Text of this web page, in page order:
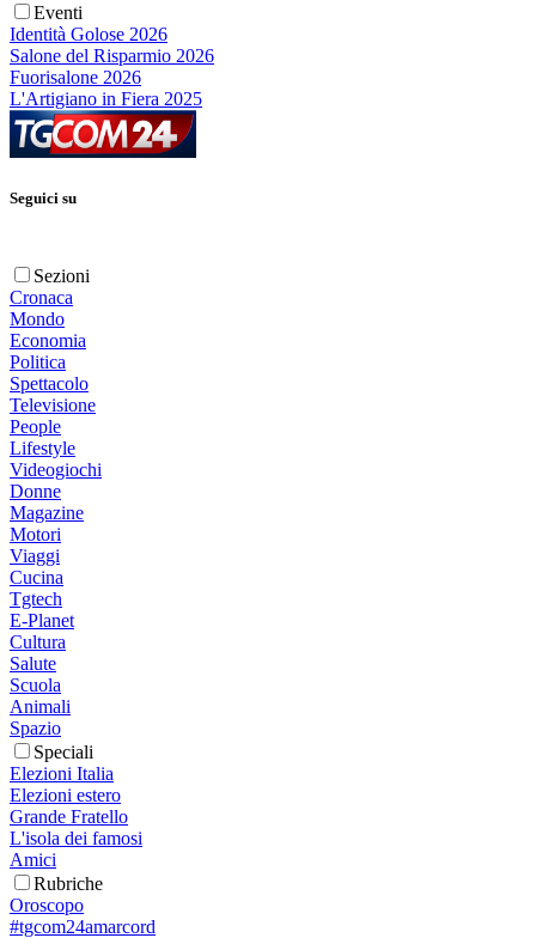
Eventi
Identità Golose 2026
Salone del Risparmio 2026
Fuorisalone 2026
L'Artigiano in Fiera 2025
Seguici su
Sezioni
Cronaca
Mondo
Economia
Politica
Spettacolo
Televisione
People
Lifestyle
Videogiochi
Donne
Magazine
Motori
Viaggi
Cucina
Tgtech
E-Planet
Cultura
Salute
Scuola
Animali
Spazio
Speciali
Elezioni Italia
Elezioni estero
Grande Fratello
L'isola dei famosi
Amici
Rubriche
Oroscopo
#tgcom24amarcord